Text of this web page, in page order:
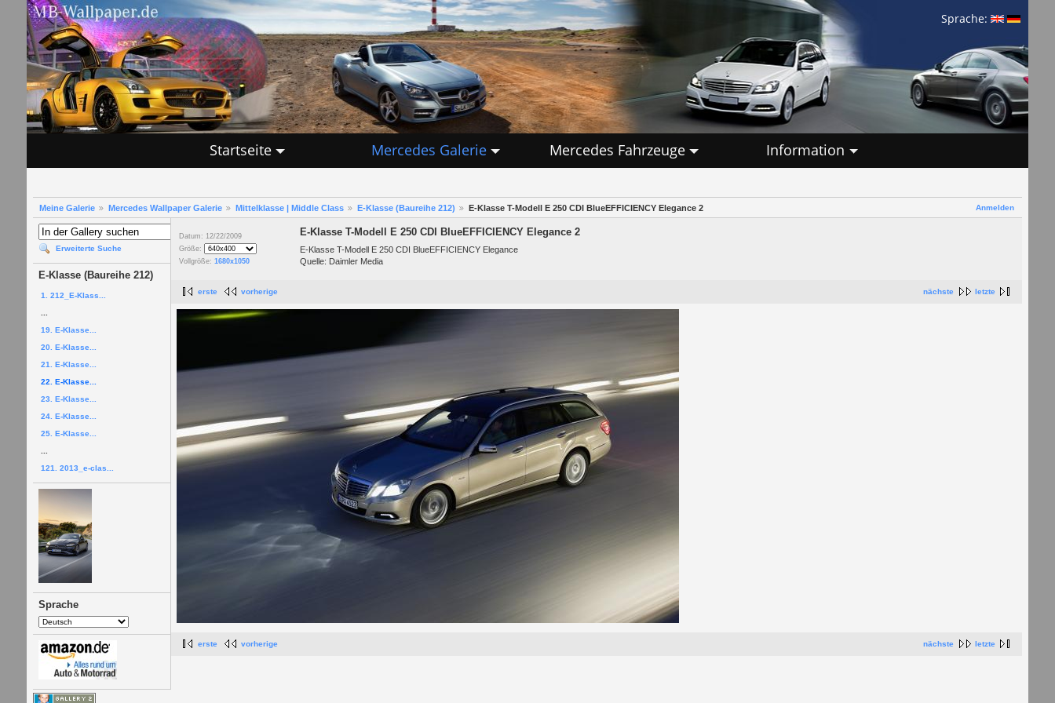
Sprache:
Startseite Mercedes Galerie Mercedes Fahrzeuge Information
Anmelden
Meine Galerie Mercedes Wallpaper Galerie Mittelklasse | Middle Class E-Klasse (Baureihe 212) E-Klasse T-Modell E 250 CDI BlueEFFICIENCY Elegance 2
Erweiterte Suche
E-Klasse (Baureihe 212)
1. 212_E-Klass...
19. E-Klasse...
20. E-Klasse...
21. E-Klasse...
22. E-Klasse...
23. E-Klasse...
24. E-Klasse...
25. E-Klasse...
121. 2013_e-clas...
Sprache
Datum: 12/22/2009
Größe:
Vollgröße: 1680x1050
E-Klasse T-Modell E 250 CDI BlueEFFICIENCY Elegance 2
E-Klasse T-Modell E 250 CDI BlueEFFICIENCY Elegance
Quelle: Daimler Media
nächste letzte
erste vorherige
nächste letzte
erste vorherige